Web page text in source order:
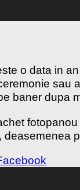
o data in
sau
baner dupa